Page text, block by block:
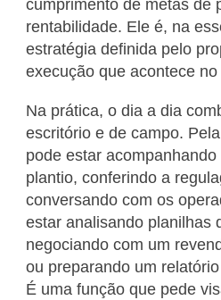
cumprimento de metas de
rentabilidade. Ele é, na
estratégia definida pelo
execução que acontece no
Na prática, o dia a dia
escritório e de campo.
pode estar
plantio, conferindo a
conversando com os
estar analisando planilhas
negociando com um
ou preparando um
É uma função que pede